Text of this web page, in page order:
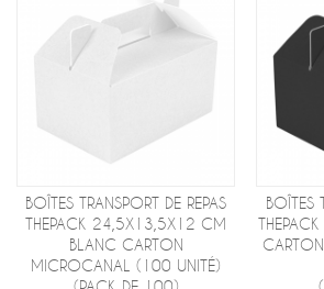
BOÎTES TRANSPORT DE REPAS
THEPACK 24,5X13,5X12 CM
BLANC CARTON
MICROCANAL (100 UNITÉ)
BOÎTES